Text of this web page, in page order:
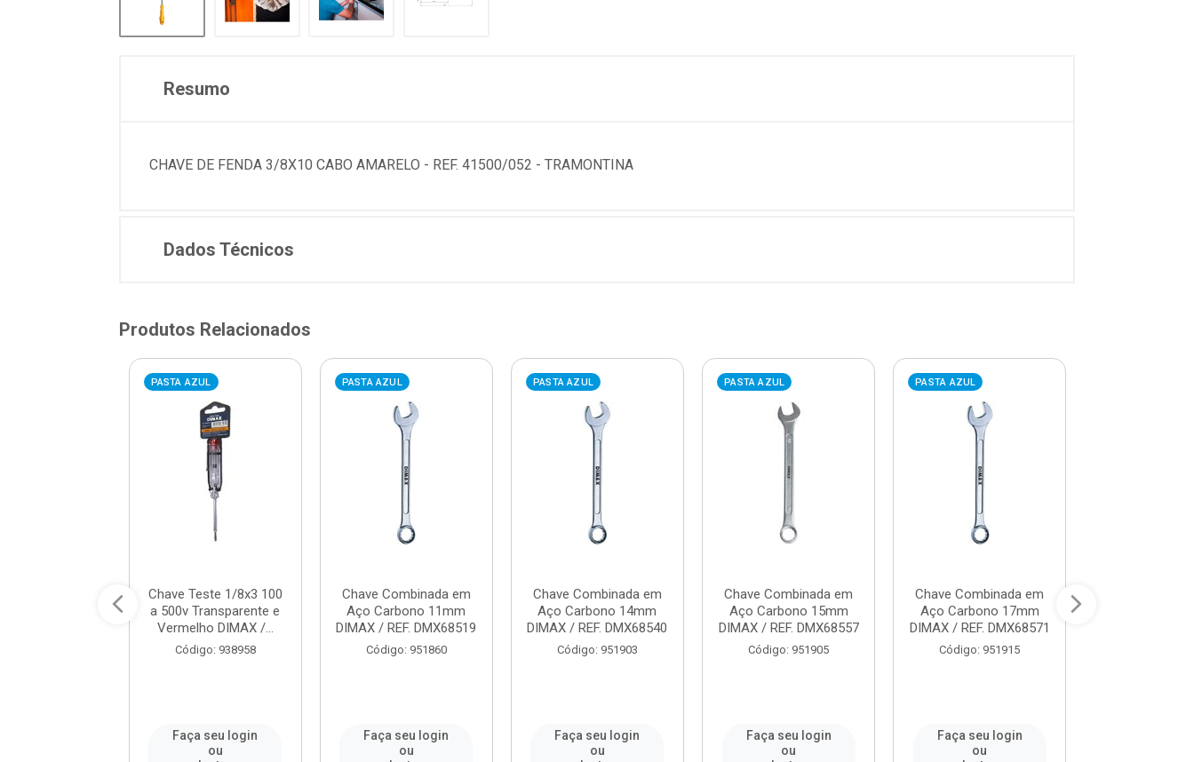
Resumo
CHAVE DE FENDA 3/8X10 CABO AMARELO - REF. 41500/052 - TRAMONTINA
Dados Técnicos
Produtos Relacionados
PASTA AZUL
Chave Teste 1/8x3 100
a 500v Transparente e
Vermelho DIMAX /...
Código: 938958
Faça seu login
ou
PASTA AZUL
Chave Combinada em
Aço Carbono 11mm
DIMAX / REF. DMX68519
Código: 951860
Faça seu login
ou
PASTA AZUL
Chave Combinada em
Aço Carbono 14mm
DIMAX / REF. DMX68540
Código: 951903
Faça seu login
ou
PASTA AZUL
Chave Combinada em
Aço Carbono 15mm
DIMAX / REF. DMX68557
Código: 951905
Faça seu login
ou
PASTA AZUL
Chave Combinada em
Aço Carbono 17mm
DIMAX / REF. DMX68571
Código: 951915
Faça seu login
ou